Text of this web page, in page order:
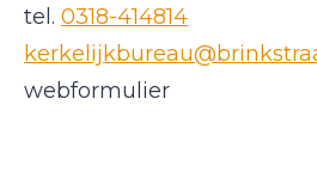
tel. 0318-414814
webformulier